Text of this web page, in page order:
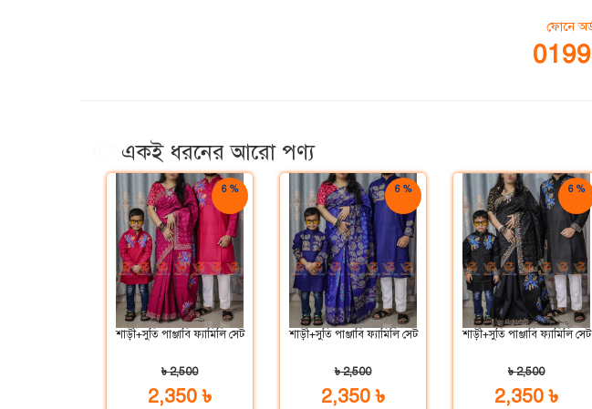
ফোনে
একই ধরনের আরো পণ্য
6 %
শাড়ী+সুতি পাঞ্জাবি ফ্যামিলি সেট
৳ 2,500
2,350 ৳
6 %
শাড়ী+সুতি পাঞ্জাবি ফ্যামিলি সেট
৳ 2,500
2,350 ৳
6 %
শাড়ী+সুতি পাঞ্জাবি ফ্যামিলি সেট
৳ 2,500
2,350 ৳